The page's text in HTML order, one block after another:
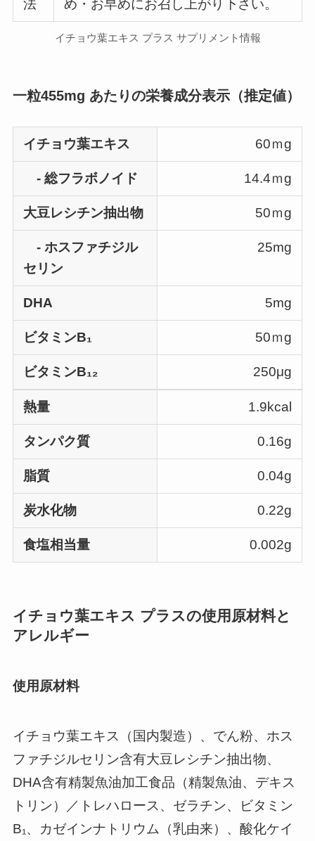
法
め・お早めにお召し上がり下さい。
イチョウ葉エキス プラス サプリメント情報
一粒455mg あたりの栄養成分表示（推定値）
イチョウ葉エキス 60ｍg
- 総フラボノイド 14.4ｍg
大豆レシチン抽出物 50ｍg
- ホスファチジル
セリン
25mg
DHA 5mg
ビタミンB₁ 50ｍg
ビタミンB₁₂ 250μg
熱量 1.9kcal
タンパク質 0.16g
脂質 0.04g
炭水化物 0.22g
食塩相当量 0.002g
イチョウ葉エキス プラスの使用原材料と
アレルギー
使用原材料
イチョウ葉エキス（国内製造）、でん粉、ホス
ファチジルセリン含有大豆レシチン抽出物、
DHA含有精製魚油加工食品（精製魚油、デキス
トリン）／トレハロース、ゼラチン、ビタミン
B₁、カゼインナトリウム（乳由来）、酸化ケイ